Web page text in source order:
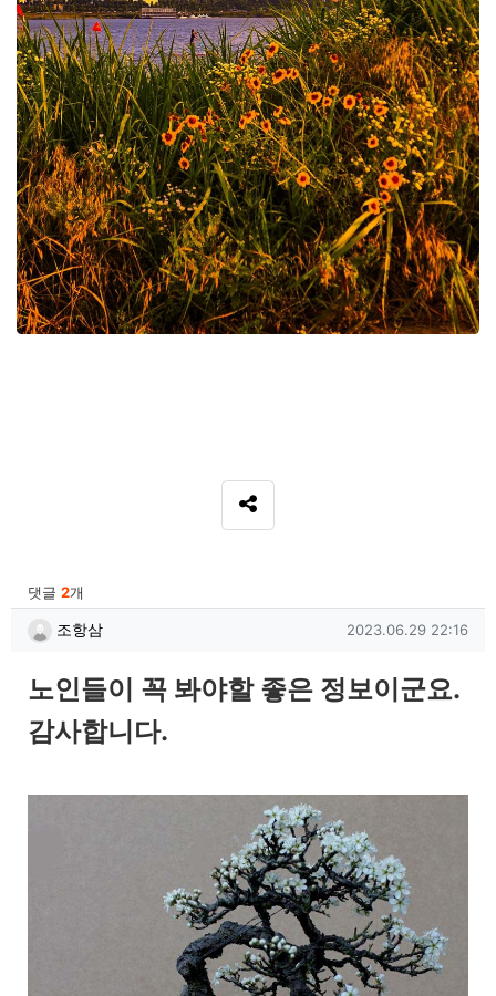
SNS 공유
댓글 2개
조항삼님의 댓글
조항삼 작성일
2023.06.29 22:16
노인들이 꼭 봐야할 좋은 정보이군요.
감사합니다.